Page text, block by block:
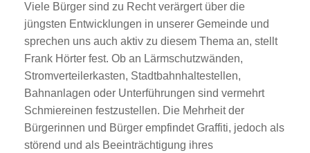
Viele Bürger sind zu Recht verärgert über die
jüngsten Entwicklungen in unserer Gemeinde und
sprechen uns auch aktiv zu diesem Thema an, stellt
Frank Hörter fest. Ob an Lärmschutzwänden,
Stromverteilerkasten, Stadtbahnhaltestellen,
Bahnanlagen oder Unterführungen sind vermehrt
Schmiereinen festzustellen. Die Mehrheit der
Bürgerinnen und Bürger empfindet Graffiti, jedoch als
störend und als Beeinträchtigung ihres